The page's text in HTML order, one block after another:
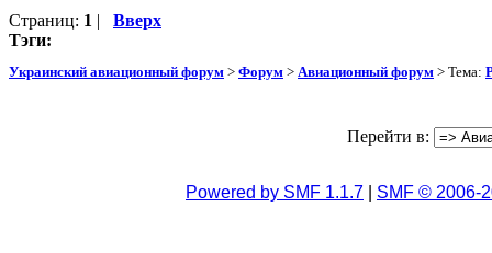
Страниц: 1 | Вверх
Тэги:
Украинский авиационный форум > Форум > Авиационный форум > Тема:
Перейти в:
Powered by SMF 1.1.7 SMF © 2006-